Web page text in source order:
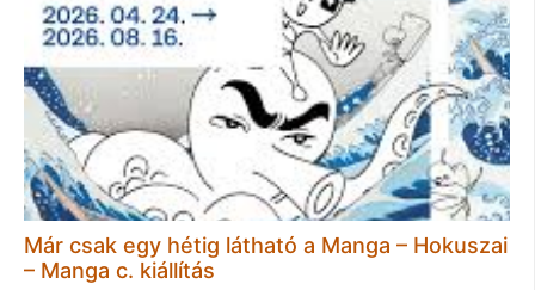
Már csak egy hétig látható a Manga – Hokuszai
– Manga c. kiállítás